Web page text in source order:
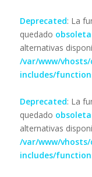
Deprecated: La
quedado obsoleta
alternativas
/var/www/
includes/
Deprecated: La
quedado obsoleta
alternativas
/var/www/
includes/